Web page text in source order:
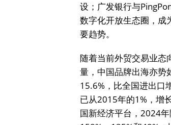
设；广发银行与
数字化开放生态圈，成
要趋势。
随着当前外贸交易业态
量，中国品牌出海亦势
15.6%，比全国进出口
已从2015年的1%，增
国新经济平台，2024